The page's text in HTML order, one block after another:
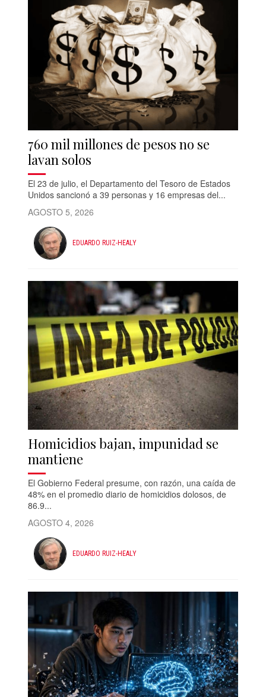
760 mil millones de pesos no se
lavan solos
El 23 de julio, el Departamento del Tesoro de Estados
Unidos sancionó a 39 personas y 16 empresas del...
AGOSTO 5, 2026
EDUARDO RUIZ-HEALY
Homicidios bajan, impunidad se
mantiene
El Gobierno Federal presume, con razón, una caída de
48% en el promedio diario de homicidios dolosos, de
86.9...
AGOSTO 4, 2026
EDUARDO RUIZ-HEALY